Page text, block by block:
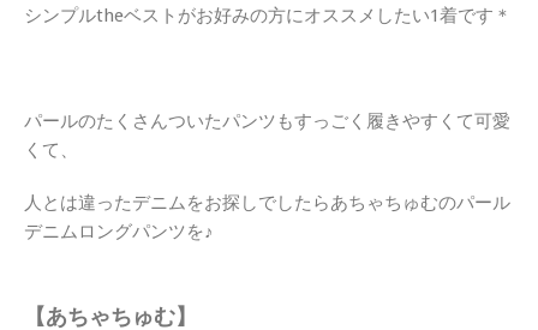
シンプルtheベストがお好みの方にオススメしたい1着です＊
パールのたくさんついたパンツもすっごく履きやすくて可愛
くて、
人とは違ったデニムをお探しでしたらあちゃちゅむのパール
デニムロングパンツを♪
【あちゃちゅむ】